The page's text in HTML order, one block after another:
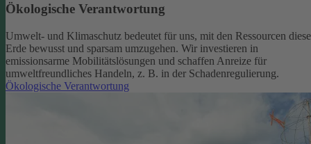
Ökologische Verantwortung
Umwelt- und Klimaschutz bedeutet für uns, mit den Ressourcen
Erde bewusst und sparsam umzugehen. Wir investieren in
emissionsarme Mobilitätslösungen und schaffen Anreize für
umweltfreundliches Handeln, z. B. in der Schadenregulierung.
Ökologische Verantwortung